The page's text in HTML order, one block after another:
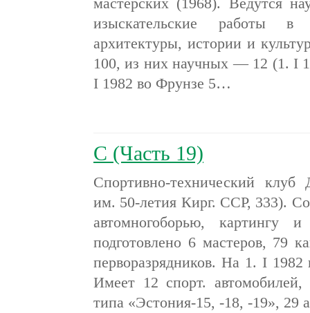
изыскательские работы в
архитектуры, истории и
100, из них научных — 12 (1. I
I 1982 во Фрунзе 5…
С (Часть 19)
Спортивно-технический
им. 50-летия Кирг. ССР, 333).
автомногоборью, картингу
подготовлено 6 мастеров, 79
перворазрядников. На 1. I 1982
Имеет 12 спорт. автомобилей,
типа «Эстония-15, -18, -19», 29